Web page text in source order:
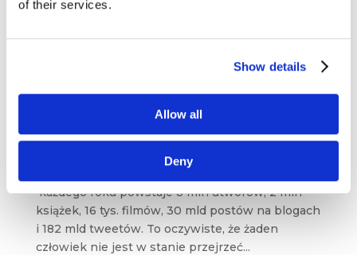
of their services.
Show details
Allow all
Deny
o pozycjonowaniu, e-mail marketingu,
school e-mail – przegląd blogosfery
Blogosfera,Wiedza
Jak wylicza Kevin Kelly, redaktor naczelny
każdego roku powstaje 8 mln utworów, 2 mln
książek, 16 tys. filmów, 30 mld postów na blogach
i 182 mld tweetów. To oczywiste, że żaden
człowiek nie jest w stanie przejrzeć...